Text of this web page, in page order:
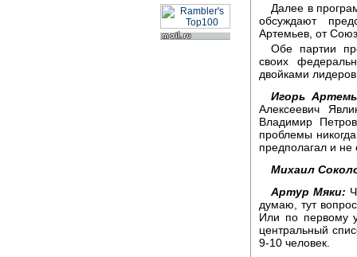
Далее в
обсуждают
Артемьев, от
Обе партии
своих
двойками
Игорь
Алексеевич
Владимир
проблемы
предполагал и не
Михаил
Артур Мяки:
думаю, тут
Или по первому
центральный
9-10 человек.